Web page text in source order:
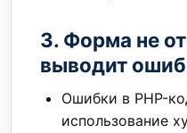
3. Форма не
выводит
Ошибки в PHP-
использование